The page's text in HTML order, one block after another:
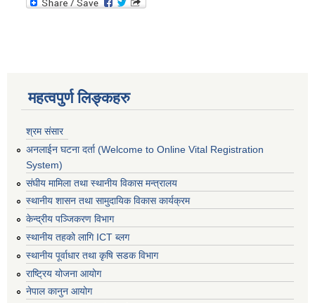
महत्वपुर्ण लिङ्कहरु
श्रम संसार
अनलाईन घटना दर्ता (Welcome to Online Vital Registration
System)
संघीय मामिला तथा स्थानीय विकास मन्त्रालय
स्थानीय शासन तथा सामुदायिक विकास कार्यक्रम
केन्द्रीय पञ्जिकरण विभाग
स्थानीय तहको लागि ICT ब्लग
स्थानीय पूर्वाधार तथा कृषि सडक विभाग
राष्ट्रिय योजना आयोग
नेपाल कानुन आयोग